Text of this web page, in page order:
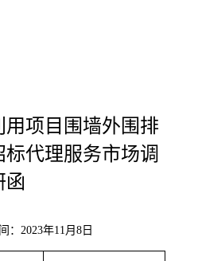
用项目围墙外围排
标代理服务市场调
函
：2023年11 月 8日